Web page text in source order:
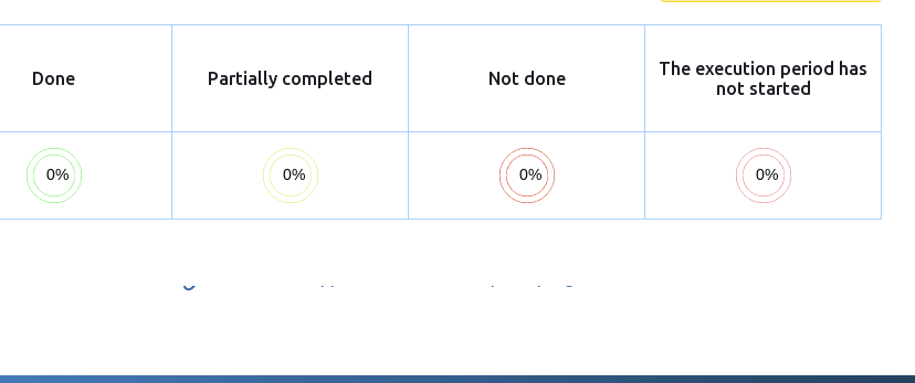
Done Partially completed Not done
The execution period has
not started